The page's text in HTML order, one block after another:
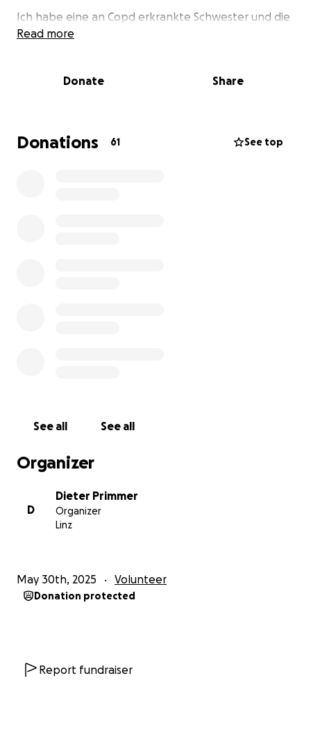
Ich habe eine an Copd erkrankte Schwester und die
Krebserkrankung bedarf ebensolche
eine oder andere Unternehmer ein Herz und würde
Vergelt's Gott liebe Freunde.
Read more
Donate Share
Donations 61 See top
See all See all
Organizer
D
Dieter Primmer
Organizer
Linz
May 30th, 2025 Volunteer
Donation protected
Report fundraiser